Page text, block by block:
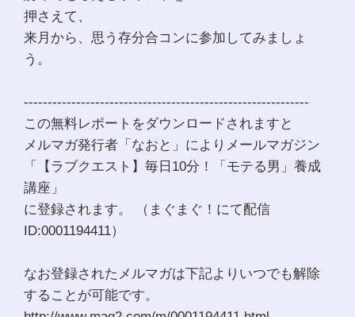
押さえて、
来月から、思う存分合コンに参加してみましょ
う。
------------------------------------------------------------
この無料レポートをダウンロードされますと
メルマガ発行者「なおと」によりメールマガジン
「【ラブクエスト】毎日10分！「モテる男」養成
講座」
に登録されます。 （まぐまぐ！にて配信
ID:0001194411）
なお登録されたメルマガは下記よりいつでも解除
することが可能です。